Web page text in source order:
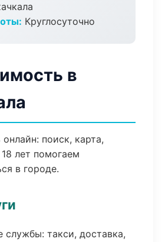
Круглосуточно
в
поиск, карта,
лет помогаем
в городе.
службы: такси, доставка,